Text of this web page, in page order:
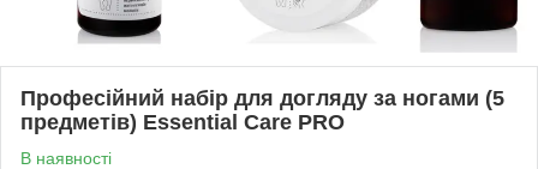
Професійний набір для догляду за ногами (5
предметів) Essential Care PRO
В наявності